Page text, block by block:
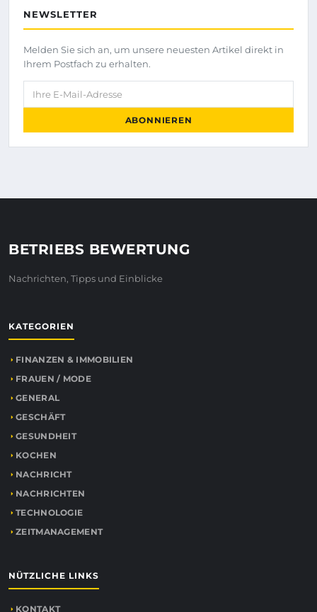
NEWSLETTER
Melden Sie sich an, um unsere neuesten Artikel direkt in
Ihrem Postfach zu erhalten.
Ihre E-Mail-Adresse
ABONNIEREN
BETRIEBS BEWERTUNG
Nachrichten, Tipps und Einblicke
KATEGORIEN
FINANZEN & IMMOBILIEN
FRAUEN / MODE
GENERAL
GESCHÄFT
GESUNDHEIT
KOCHEN
NACHRICHT
NACHRICHTEN
TECHNOLOGIE
ZEITMANAGEMENT
NÜTZLICHE LINKS
KONTAKT